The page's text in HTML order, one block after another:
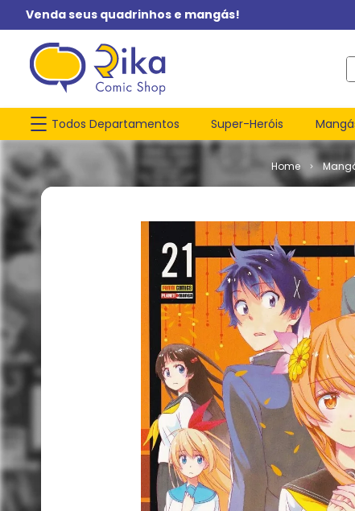
Venda seus quadrinhos e mangás!
Todos Departamentos Super-Heróis